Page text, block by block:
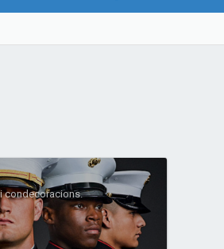
condecoracions.